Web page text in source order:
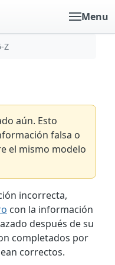
Menu
Z
aún. Esto
falsa o
el mismo modelo
incorrecta,
con la información
después de su
completados por
correctos.